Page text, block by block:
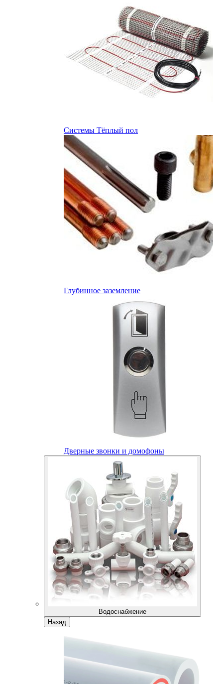
Системы Тёплый пол
Глубинное заземление
Дверные звонки и домофоны
Водоснабжение
Назад